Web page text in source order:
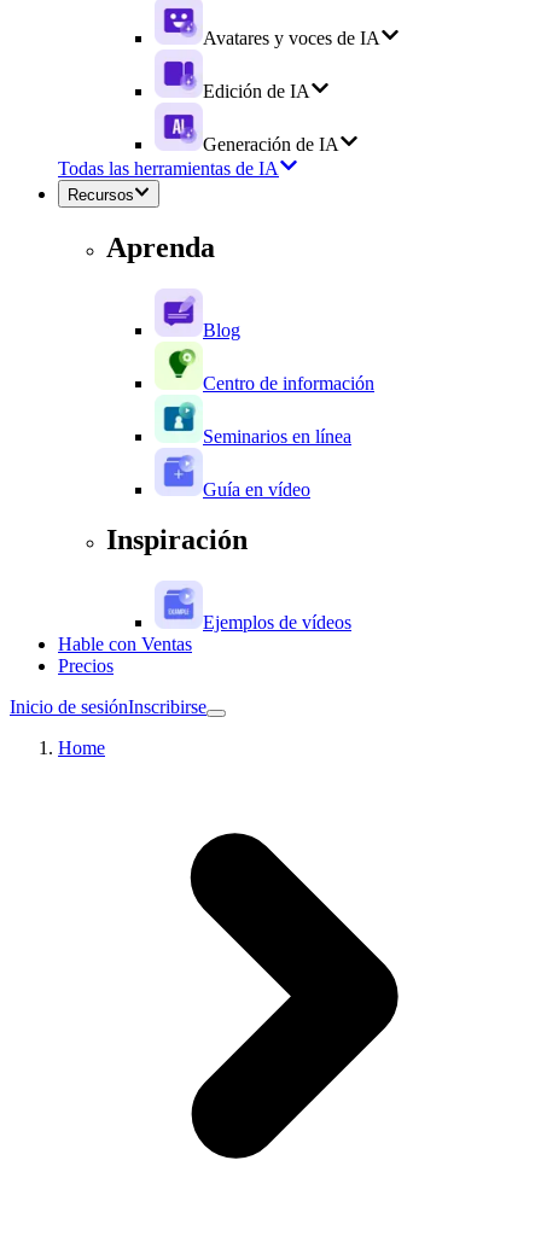
Avatares y voces de IA
Edición de IA
Generación de IA
Todas las herramientas de IA
Recursos
Aprenda
Blog
Centro de información
Seminarios en línea
Guía en vídeo
Inspiración
Ejemplos de vídeos
Hable con Ventas
Precios
Inicio de sesiónInscribirse
Home